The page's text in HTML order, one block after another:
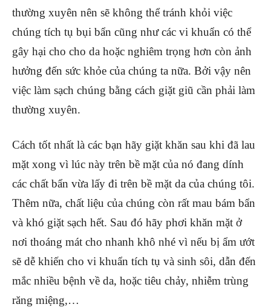
thường xuyên nên sẽ không thể tránh khỏi việc
chúng tích tụ bụi bẩn cũng như các vi khuẩn có thể
gây hại cho cho da hoặc nghiêm trọng hơn còn ảnh
hưởng đến sức khỏe của chúng ta nữa. Bởi vậy nên
việc làm sạch chúng bằng cách giặt giũ cần phải làm
thường xuyên.
Cách tốt nhất là các bạn hãy giặt khăn sau khi đã lau
mặt xong vì lúc này trên bề mặt của nó đang dính
các chất bẩn vừa lấy đi trên bề mặt da của chúng tôi.
Thêm nữa, chất liệu của chúng còn rất mau bám bẩn
và khó giặt sạch hết. Sau đó hãy phơi khăn mặt ở
nơi thoáng mát cho nhanh khô nhé vì nếu bị ẩm ướt
sẽ dễ khiến cho vi khuẩn tích tụ và sinh sôi, dẫn đến
mắc nhiều bệnh về da, hoặc tiêu chảy, nhiễm trùng
răng miệng,…